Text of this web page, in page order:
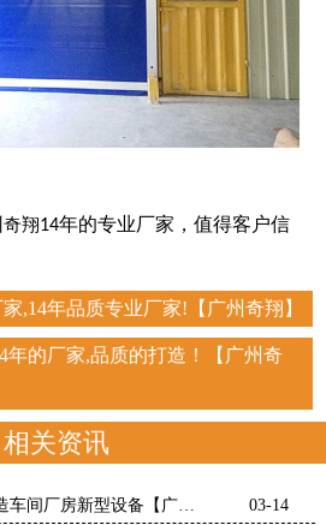
翔14年的专业厂家，值得客户信
,14年品质专业厂家!【广州奇翔】
年的厂家,品质的打造！【广州奇
相关资讯
车间厂房新型设备【广州 03-14